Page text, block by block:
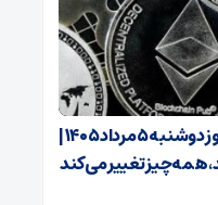
قیمت تتر، بیت‌کوین و اتریوم امروز دوشنبه ۵ مرداد ۱۴۰۵ |
همه‌چیز تغییر می‌کند